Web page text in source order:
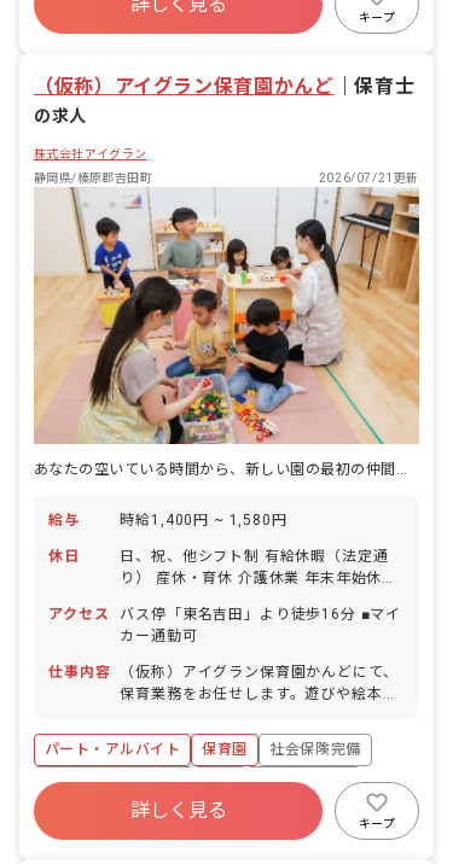
寮・住宅・家賃補助あり
キープ
（仮称）アイグラン保育園かんど ｜保育士
の求人
株式会社アイグラン
静岡県/榛原郡吉田町
2026/07/21更新
給与 時給1,400円 ~ 1,580円
休日
日、祝、他シフト制 有給休暇（法定通
り） 産休・育休 介護休業 年末年始休暇
アクセス
バス停「東名吉田」より徒歩16分 ■マイ
カー通勤可
仕事内容
（仮称）アイグラン保育園かんどにて、
保育業務をお任せします。遊びや絵本の
お昼寝、お着替え、お散歩などをしま
す。 ■具体的な仕事内容 ・食事・睡眠・
排泄・清潔・衣類の着脱等 ・集団生活を
通じた社会性の装着 ・行事の計画・実
行、お知らせの作成 ※定員：80名
パート・アルバイト 保育園
社会保険完備
ボーナス・賞与あり
有給
福利厚生充実
昇給昇進あり
産休育休制度
車通勤可
詳しく見る
キープ